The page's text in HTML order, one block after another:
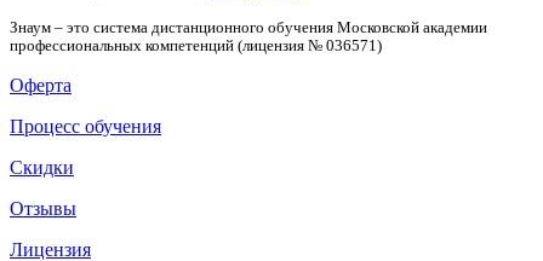
Знаум – это система дистанционного обучения Московской академии
профессиональных компетенций (лицензия № 036571)
Оферта
Процесс обучения
Скидки
Отзывы
Лицензия